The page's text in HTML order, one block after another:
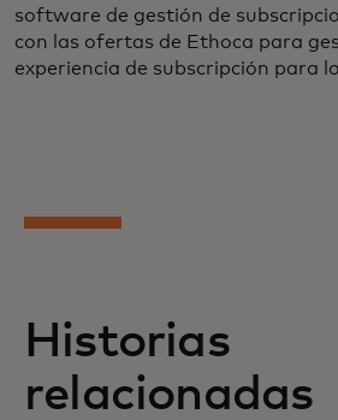
software de gestión de
con las ofertas de Ethoca para
experiencia de subscripción para
Historias
relacionadas